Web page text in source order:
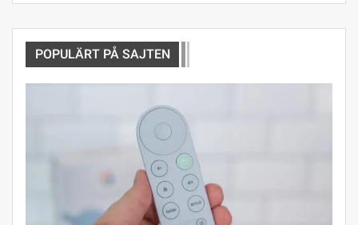
POPULÄRT PÅ SAJTEN